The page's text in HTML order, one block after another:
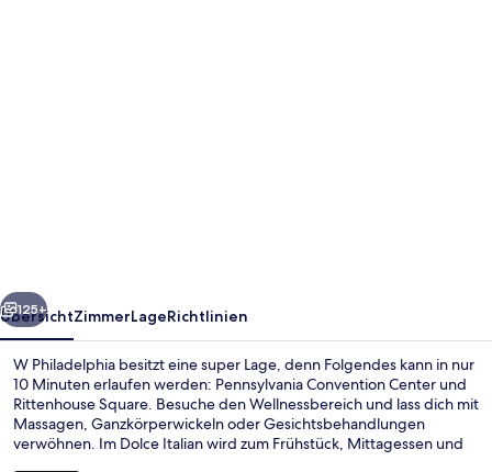
Weiter
125+
ÜbersichtZimmerLageRichtlinien
W Philadelphia besitzt eine super Lage, denn Folgendes kann in nur
10 Minuten erlaufen werden: Pennsylvania Convention Center und
Rittenhouse Square. Besuche den Wellnessbereich und lass dich mit
Massagen, Ganzkörperwickeln oder Gesichtsbehandlungen
verwöhnen. Im Dolce Italian wird zum Frühstück, Mittagessen und